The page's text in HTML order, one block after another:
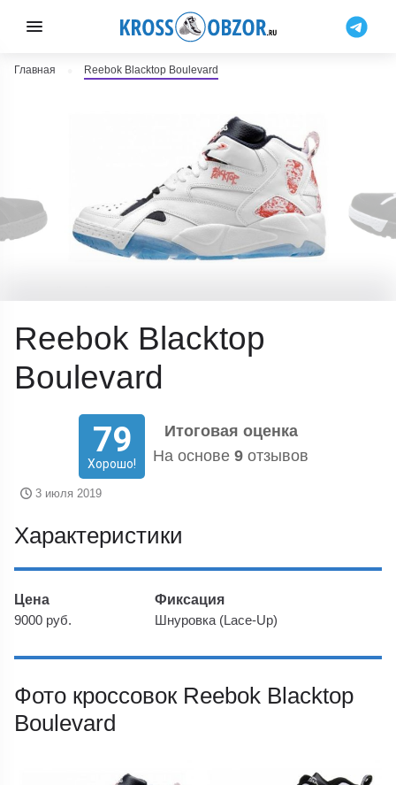
Главная Reebok Blacktop Boulevard
Reebok Blacktop
Boulevard
79
Хорошо!
Итоговая оценка
На основе 9 отзывов
3 июля 2019
Характеристики
Цена
9000 руб.
Фиксация
Шнуровка (Lace-Up)
Фото кроссовок Reebok Blacktop
Boulevard